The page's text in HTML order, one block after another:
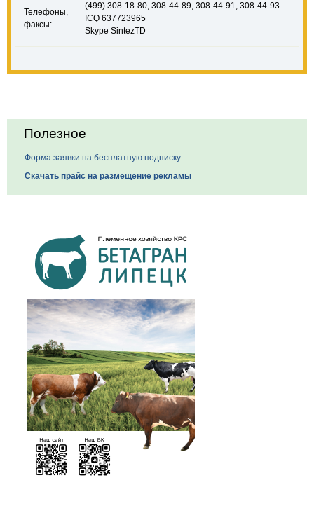
Телефоны,
факсы:
(499) 308-18-80, 308-44-89, 308-44-91, 308-44-93
ICQ 637723965
Skype SintezTD
Полезное
Форма заявки на бесплатную подписку
Скачать прайс на размещение рекламы